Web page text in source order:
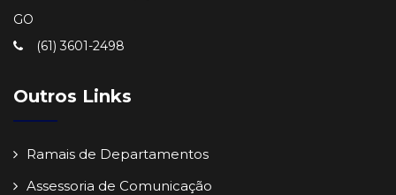
GO
(61) 3601-2498
Outros Links
Ramais de Departamentos
Assessoria de Comunicação